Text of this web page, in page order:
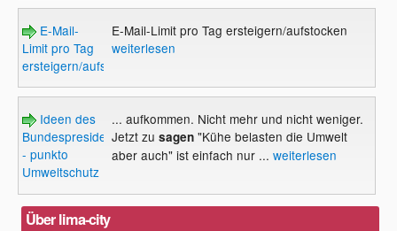
E-Mail-
Limit pro Tag
ersteigern/aufstocken
E-Mail-Limit pro Tag ersteigern/aufstocken
weiterlesen
Ideen des
Bundespresidenten
- punkto
Umweltschutz
... aufkommen. Nicht mehr und nicht weniger.
Jetzt zu sagen"Kühe belasten die Umwelt
aber auch" ist einfach nur ... weiterlesen
Über lima-city